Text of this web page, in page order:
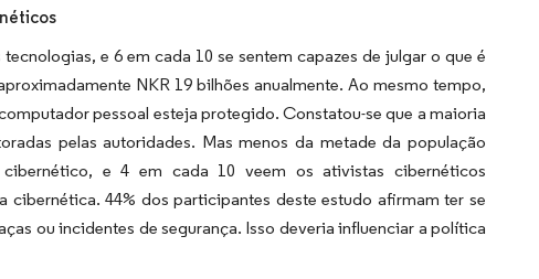
e 6 em cada 10 se sentem capazes de julgar o que é
NKR 19 bilhões anualmente. Ao mesmo tempo,
pessoal esteja protegido. Constatou-se que a maioria
pelas autoridades. Mas menos da metade da população
e 4 em cada 10 veem os ativistas cibernéticos
44% dos participantes deste estudo afirmam ter se
ou incidentes de segurança. Isso deveria influenciar a política